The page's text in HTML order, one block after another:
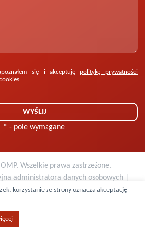
się i akceptujępolitykę prywatności
.
* - pole wymagane
. Wszelkie prawa zastrzeżone.
administratora danych osobowych|
plików cookies
korzystanie ze strony oznacza akceptację